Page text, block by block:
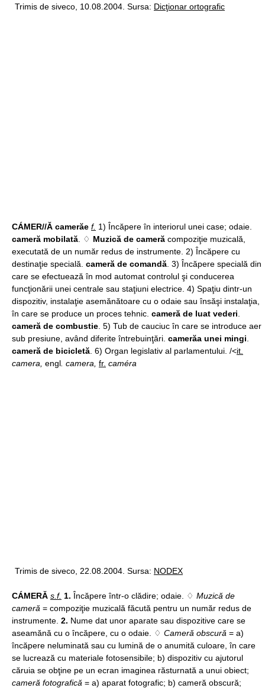
Trimis de siveco, 10.08.2004. Sursa: Dicţionar ortografic
CÁMER//Ă camerăe f. 1) Încăpere în interiorul unei case; odaie.
cameră mobilată . ♢ Muzică de cameră compoziţie muzicală,
executată de un număr redus de instrumente. 2) Încăpere cu
destinaţie specială. cameră de comandă . 3) Încăpere specială din
care se efectuează în mod automat controlul şi conducerea
funcţionării unei centrale sau staţiuni electrice. 4) Spaţiu dintr-un
dispozitiv, instalaţie asemănătoare cu o odaie sau însăşi instalaţia,
în care se produce un proces tehnic. cameră de luat vederi
cameră de combustie . 5) Tub de cauciuc în care se introduce aer
sub presiune, având diferite întrebuinţări. camerăa unei mingi
cameră de bicicletă . 6) Organ legislativ al parlamentului. /<it.
camera, engl . camera, fr. caméra
Trimis de siveco, 22.08.2004. Sursa: NODEX
CÁMERĂ s.f. 1. Încăpere într-o clădire; odaie. ♢ Muzică de
cameră = compoziţie muzicală făcută pentru un număr redus de
instrumente. 2. Nume dat unor aparate sau dispozitive care se
aseamănă cu o încăpere, cu o odaie. ♢ Cameră obscură = a)
încăpere neluminată sau cu lumină de o anumită culoare, în care
se lucrează cu materiale fotosensibile; b) dispozitiv cu ajutorul
căruia se obţine pe un ecran imaginea răsturnată a unui obiect;
cameră fotografică = a) aparat fotografic; b) cameră obscură;